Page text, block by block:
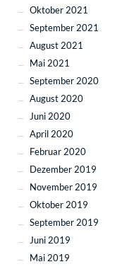
Oktober 2021
September 2021
August 2021
Mai 2021
September 2020
August 2020
Juni 2020
April 2020
Februar 2020
Dezember 2019
November 2019
Oktober 2019
September 2019
Juni 2019
Mai 2019